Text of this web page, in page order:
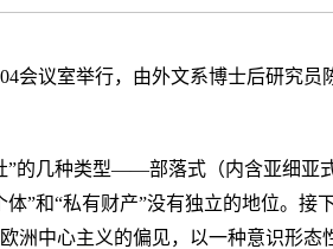
会议室举行，由外文系博士后研究
”的几种类型——部落式（内含亚细亚
”和“私有财产”没有独立的地位。接
洲中心主义的偏见，以一种意识形